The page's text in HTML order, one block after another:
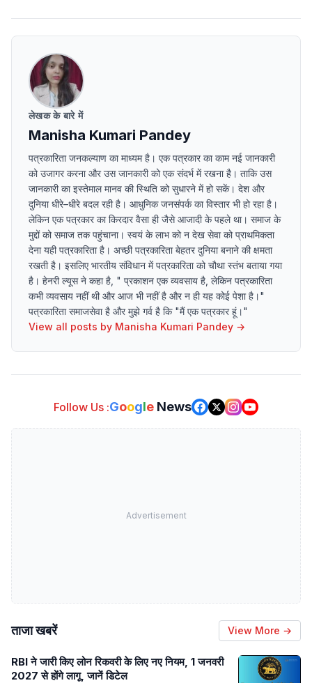
लेखक के बारे में
Manisha Kumari Pandey
पत्रकारिता जनकल्याण का माध्यम है। एक पत्रकार का काम नई जानकारी
को उजागर करना और उस जानकारी को एक संदर्भ में रखना है। ताकि उस
जानकारी का इस्तेमाल मानव की स्थिति को सुधारने में हो सकें। देश और
दुनिया धीरे–धीरे बदल रही है। आधुनिक जनसंपर्क का विस्तार भी हो रहा है।
लेकिन एक पत्रकार का किरदार वैसा ही जैसे आजादी के पहले था। समाज के
मुद्दों को समाज तक पहुंचाना। स्वयं के लाभ को न देख सेवा को प्राथमिकता
देना यही पत्रकारिता है। अच्छी पत्रकारिता बेहतर दुनिया बनाने की क्षमता
रखती है। इसलिए भारतीय संविधान में पत्रकारिता को चौथा स्तंभ बताया गया
है। हेनरी ल्यूस ने कहा है, " प्रकाशन एक व्यवसाय है, लेकिन पत्रकारिता
कभी व्यवसाय नहीं थी और आज भी नहीं है और न ही यह कोई पेशा है।"
पत्रकारिता समाजसेवा है और मुझे गर्व है कि "मैं एक पत्रकार हूं।"
View all posts by Manisha Kumari Pandey →
Follow Us :Google News
Advertisement
ताजा खबरें View More →
RBI ने जारी किए लोन रिकवरी के लिए नए नियम, 1 जनवरी
2027 से होंगे लागू, जानें डिटेल